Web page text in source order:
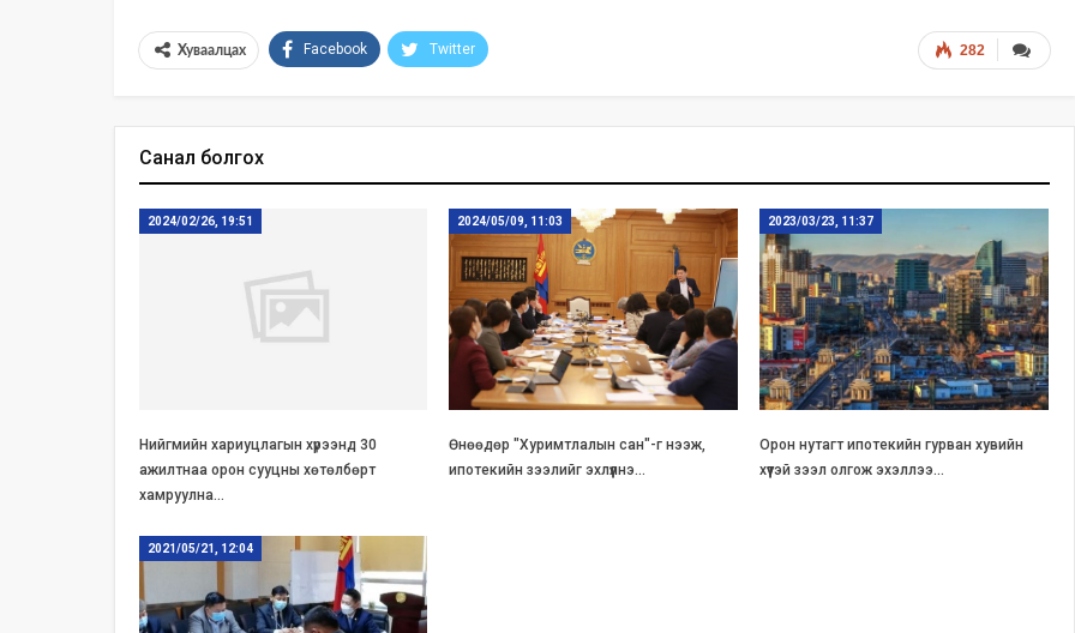
282
Хуваалцах Facebook Twitter
Санал болгох
2024/02/26, 19:51
Нийгмийн хариуцлагын хүрээнд 30
ажилтнаа орон сууцны хөтөлбөрт
хамруулна…
2024/05/09, 11:03
Өнөөдөр "Хуримтлалын сан"-г нээж,
ипотекийн зээлийг эхлүүлнэ…
2023/03/23, 11:37
Орон нутагт ипотекийн гурван хувийн
хүүтэй зээл олгож эхэллээ…
2021/05/21, 12:04